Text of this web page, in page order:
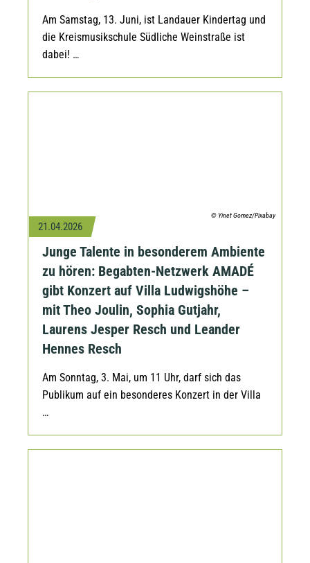
Am Samstag, 13. Juni, ist Landauer Kindertag und
die Kreismusikschule Südliche Weinstraße ist
dabei! …
© Yinet Gomez/Pixabay
21.04.2026
Junge Talente in besonderem Ambiente
zu hören: Begabten-Netzwerk AMADÉ
gibt Konzert auf Villa Ludwigshöhe –
mit Theo Joulin, Sophia Gutjahr,
Laurens Jesper Resch und Leander
Hennes Resch
Am Sonntag, 3. Mai, um 11 Uhr, darf sich das
Publikum auf ein besonderes Konzert in der Villa
…